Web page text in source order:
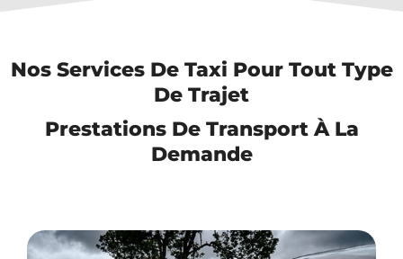
Nos Services De Taxi Pour Tout Type
De Trajet
Prestations De Transport À La
Demande